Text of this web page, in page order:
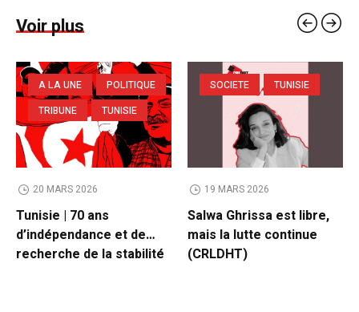
Voir plus
A LA UNE
POLITIQUE
TRIBUNE
TUNISIE
20 MARS 2026
Tunisie | 70 ans
d’indépendance et de…
recherche de la stabilité
SOCIETE TUNISIE
19 MARS 2026
Salwa Ghrissa est libre,
mais la lutte continue
(CRLDHT)